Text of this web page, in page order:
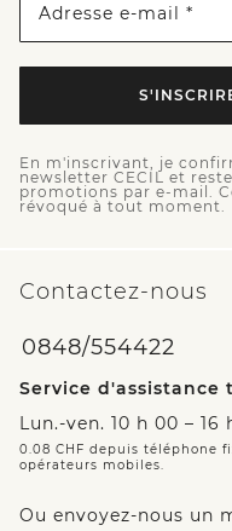
Adresse e-mail *
En m'inscrivant, je
newsletter CECIL et
promotions par e-mail.
révoqué à tout moment.
Contactez-nous
0848/554422
Service d'assistance
Lun.-ven. 10 h 00 – 16
0.08 CHF depuis téléphone
opérateurs mobiles.
Ou envoyez-nous un